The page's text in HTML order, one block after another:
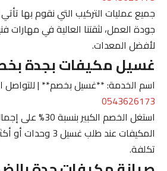
جميع عمليات التركيب التي نقوم بها
جودة العمل، لثقتنا العالية في مهارات
لأفضل المعدات.
غسيل مكيفات بجدة بخصم
اسم الخدمة: **غسيل بخصم** | للتواصل
0543626173
استغل الخصم الكبير
المكيفات عند طلب
تكلفة.